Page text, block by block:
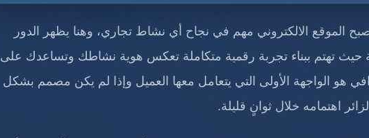
الموقع الالكتروني مهم في نجاح أي نشاط تجاري، وهنا يظهر الدور
حيث تهتم ببناء تجربة رقمية متكاملة تعكس هوية نشاطك وتساعدك على
هو الواجهة الأولى التي يتعامل معها العميل وإذا لم يكن مصمم بشكل
اهتمامه خلال ثوانٍ قليلة.